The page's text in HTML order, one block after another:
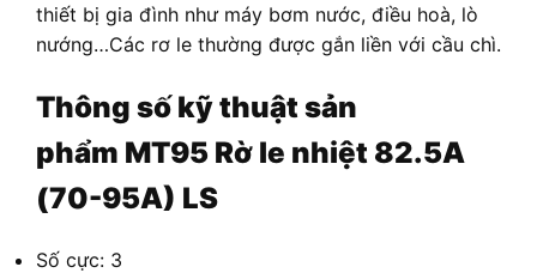
thiết bị gia đình như máy bơm nước, điều hoà, lò
nướng…Các rơ le thường được gắn liền với cầu chì.
Thông số kỹ thuật sản
phẩm MT95 Rờ le nhiệt 82.5A
(70-95A) LS
Số cực: 3